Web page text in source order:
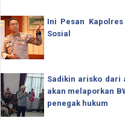
Ini Pesan
Sosial
Sadikin arisko dari
akan melaporkan
penegak hukum